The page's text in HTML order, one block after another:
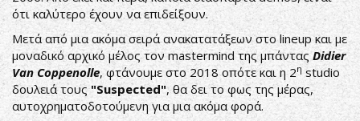
ότι καλύτερο έχουν να επιδείξουν.
Μετά από μια ακόμα σειρά ανακατατάξεων στο lineup και με
μοναδικό αρχικό μέλος τον mastermind της μπάνταςDidier
Van Coppenolle, φτάνουμε στο 2018 οπότε και η 2η studio
δουλειά τους"Suspected", θα δει το φως της μέρας,
αυτοχρηματοδοτούμενη για μια ακόμα φορά.